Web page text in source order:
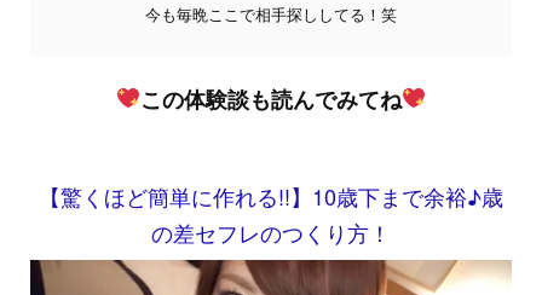
今も毎晩ここで相手探ししてる！笑
この体験談も読んでみてね
【驚くほど簡単に作れる!!】10歳下まで余裕♪歳
の差セフレのつくり方！